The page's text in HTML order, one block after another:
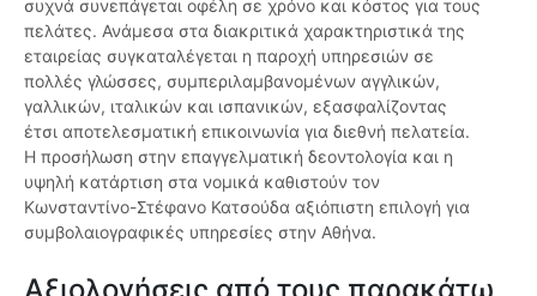
συχνά συνεπάγεται οφέλη σε χρόνο και κόστος για τους
πελάτες. Ανάμεσα στα διακριτικά χαρακτηριστικά της
εταιρείας συγκαταλέγεται η παροχή υπηρεσιών σε
πολλές γλώσσες, συμπεριλαμβανομένων αγγλικών,
γαλλικών, ιταλικών και ισπανικών, εξασφαλίζοντας
έτσι αποτελεσματική επικοινωνία για διεθνή πελατεία.
Η προσήλωση στην επαγγελματική δεοντολογία και η
υψηλή κατάρτιση στα νομικά καθιστούν τον
Κωνσταντίνο-Στέφανο Κατσούδα αξιόπιστη επιλογή για
συμβολαιογραφικές υπηρεσίες στην Αθήνα.